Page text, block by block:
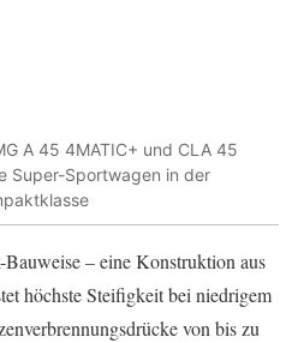
A 45 4MATIC+ und CLA 45
Super-Sportwagen in der
– eine Konstruktion aus
höchste Steifigkeit bei niedrigem
von bis zu